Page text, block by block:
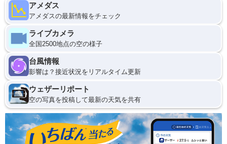
アメダス
アメダスの最新情報をチェック
ライブカメラ
全国2500地点の空の様子
台風情報
影響は？接近状況をリアルタイム更新
ウェザーリポート
空の写真を投稿して最新の天気を共有